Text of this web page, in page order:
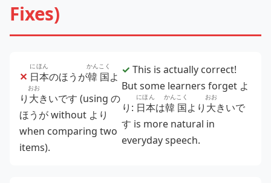
Fixes)
✕ 日本
にほん
のほうが韓国
かんこく
よ
り 大
おお
きいです (using の
ほうが without より
when comparing two
items).
✓ This is actually correct!
But some learners forget よ
り: 日本
にほん
は韓国
かんこく
より 大
おお
きいで
す is more natural in
everyday speech.